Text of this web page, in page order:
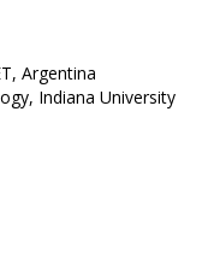
Argentina
Indiana University